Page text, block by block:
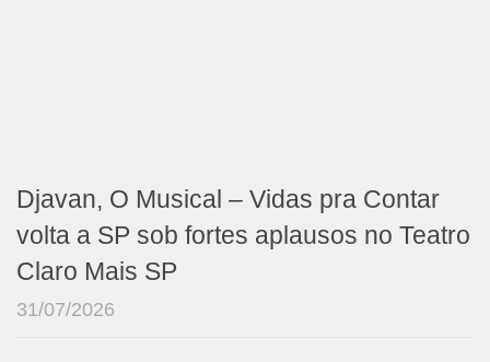
Djavan, O Musical – Vidas pra Contar
volta a SP sob fortes aplausos no Teatro
Claro Mais SP
31/07/2026